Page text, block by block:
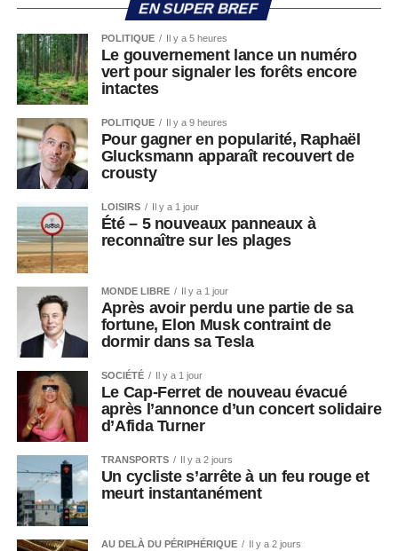
EN SUPER BREF
POLITIQUE Il y a 5 heures
Le gouvernement lance un numéro
vert pour signaler les forêts encore
intactes
POLITIQUE Il y a 9 heures
Pour gagner en popularité, Raphaël
Glucksmann apparaît recouvert de
crousty
LOISIRS Il y a 1 jour
Été – 5 nouveaux panneaux à
reconnaître sur les plages
MONDE LIBRE Il y a 1 jour
Après avoir perdu une partie de sa
fortune, Elon Musk contraint de
dormir dans sa Tesla
SOCIÉTÉ Il y a 1 jour
Le Cap-Ferret de nouveau évacué
après l’annonce d’un concert solidaire
d’Afida Turner
TRANSPORTS Il y a 2 jours
Un cycliste s’arrête à un feu rouge et
meurt instantanément
AU DELÀ DU PÉRIPHÉRIQUE Il y a 2 jours